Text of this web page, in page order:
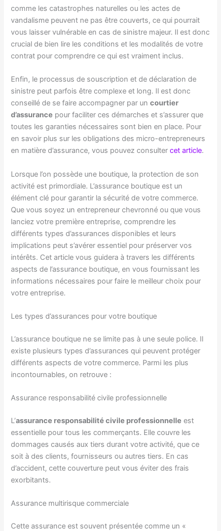
comme les catastrophes naturelles ou les actes de
vandalisme peuvent ne pas être couverts, ce qui pourrait
vous laisser vulnérable en cas de sinistre majeur. Il est donc
crucial de bien lire les conditions et les modalités de votre
contrat pour comprendre ce qui est vraiment inclus.
Enfin, le processus de souscription et de déclaration de
sinistre peut parfois être complexe et long. Il est donc
conseillé de se faire accompagner par uncourtier
d’assurance pour faciliter ces démarches et s’assurer que
toutes les garanties nécessaires sont bien en place. Pour
en savoir plus sur les obligations des micro-entrepreneurs
en matière d’assurance, vous pouvez consultercet article.
Lorsque l’on possède une boutique, la protection de son
activité est primordiale. L’assurance boutique est un
élément clé pour garantir la sécurité de votre commerce.
Que vous soyez un entrepreneur chevronné ou que vous
lanciez votre première entreprise, comprendre les
différents types d’assurances disponibles et leurs
implications peut s’avérer essentiel pour préserver vos
intérêts. Cet article vous guidera à travers les différents
aspects de l’assurance boutique, en vous fournissant les
informations nécessaires pour faire le meilleur choix pour
votre entreprise.
Les types d’assurances pour votre boutique
L’assurance boutique ne se limite pas à une seule police. Il
existe plusieurs types d’assurances qui peuvent protéger
différents aspects de votre commerce. Parmi les plus
incontournables, on retrouve :
Assurance responsabilité civile professionnelle
L’assurance responsabilité civile professionnelle est
essentielle pour tous les commerçants. Elle couvre les
dommages causés aux tiers durant votre activité, que ce
soit à des clients, fournisseurs ou autres tiers. En cas
d’accident, cette couverture peut vous éviter des frais
exorbitants.
Assurance multirisque commerciale
Cette assurance est souvent présentée comme un «